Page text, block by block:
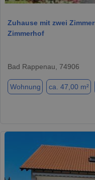
Zuhause mit zwei
Zimmerhof
Bad Rappenau, 74906
Wohnung ca. 47,00 m²